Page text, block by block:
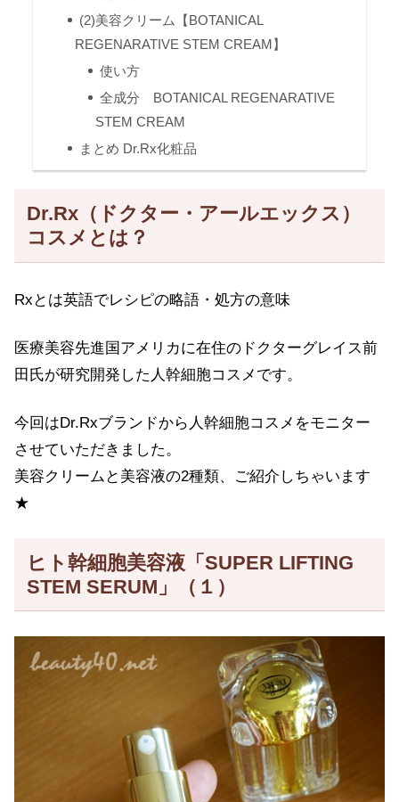
(2)美容クリーム【BOTANICAL
REGENARATIVE STEM CREAM】
使い方
全成分 BOTANICAL REGENARATIVE
STEM CREAM
まとめ Dr.Rx化粧品
Dr.Rx（ドクター・アールエックス）
コスメとは？
Rxとは英語でレシピの略語・処方の意味
医療美容先進国アメリカに在住のドクターグレイス前
田氏が研究開発した人幹細胞コスメです。
今回はDr.Rxブランドから人幹細胞コスメをモニター
させていただきました。
美容クリームと美容液の2種類、ご紹介しちゃいます
★
ヒト幹細胞美容液「SUPER LIFTING
STEM SERUM」（１）